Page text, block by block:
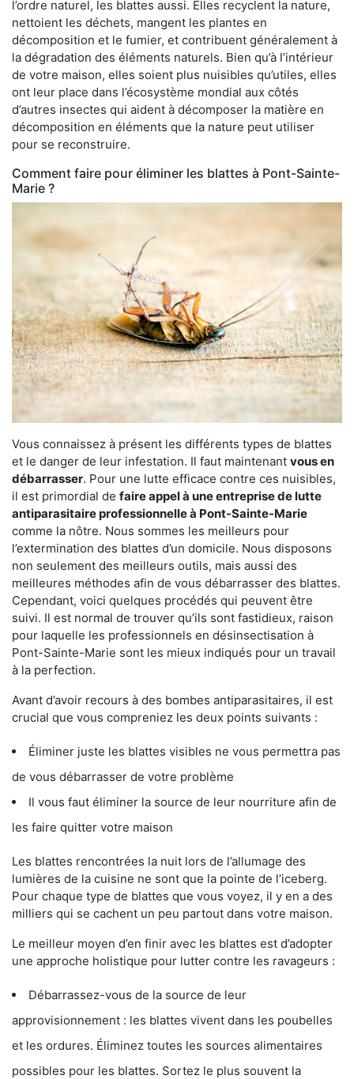
l’ordre naturel, les blattes aussi. Elles recyclent la nature,
nettoient les déchets, mangent les plantes en
décomposition et le fumier, et contribuent généralement à
la dégradation des éléments naturels. Bien qu’à l’intérieur
de votre maison, elles soient plus nuisibles qu’utiles, elles
ont leur place dans l’écosystème mondial aux côtés
d’autres insectes qui aident à décomposer la matière en
décomposition en éléments que la nature peut utiliser
pour se reconstruire.
Comment faire pour éliminer les blattes à Pont-Sainte-
Marie ?
Vous connaissez à présent les différents types de blattes
et le danger de leur infestation. Il faut maintenant vous en
débarrasser. Pour une lutte efficace contre ces nuisibles,
il est primordial de faire appel à une entreprise de lutte
antiparasitaire professionnelle à Pont-Sainte-Marie
comme la nôtre. Nous sommes les meilleurs pour
l’extermination des blattes d’un domicile. Nous disposons
non seulement des meilleurs outils, mais aussi des
meilleures méthodes afin de vous débarrasser des blattes.
Cependant, voici quelques procédés qui peuvent être
suivi. Il est normal de trouver qu’ils sont fastidieux, raison
pour laquelle les professionnels en désinsectisation à
Pont-Sainte-Marie sont les mieux indiqués pour un travail
à la perfection.
Avant d’avoir recours à des bombes antiparasitaires, il est
crucial que vous compreniez les deux points suivants :
Éliminer juste les blattes visibles ne vous permettra pas
de vous débarrasser de votre problème
Il vous faut éliminer la source de leur nourriture afin de
les faire quitter votre maison
Les blattes rencontrées la nuit lors de l’allumage des
lumières de la cuisine ne sont que la pointe de l’iceberg.
Pour chaque type de blattes que vous voyez, il y en a des
milliers qui se cachent un peu partout dans votre maison.
Le meilleur moyen d’en finir avec les blattes est d’adopter
une approche holistique pour lutter contre les ravageurs :
Débarrassez-vous de la source de leur
approvisionnement : les blattes vivent dans les poubelles
et les ordures. Éliminez toutes les sources alimentaires
possibles pour les blattes. Sortez le plus souvent la